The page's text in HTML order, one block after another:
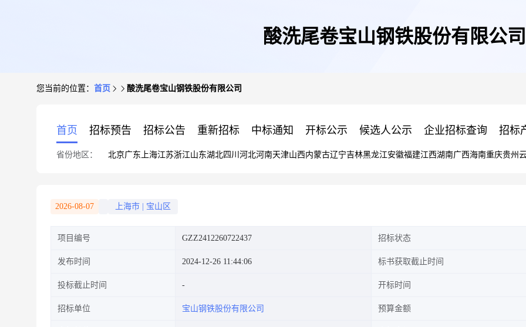
酸洗尾卷宝山钢铁股份有限公司
您当前的位置： 首页 酸洗尾卷宝山钢铁股份有限公司
首页 招标预告 招标公告 重新招标 中标通知 开标公示 候选人公示 企业招标查询 招标
省份地区： 北京广东 上海江苏浙江山东湖北四川 河北河南天津山西内蒙古辽宁吉林黑龙江安徽福建江西湖南广西海南重庆贵州
2026-08-07 上海市 宝山区
项目编号 GZZ2412260722437 招标状态
发布时间 2024-12-26 11:44:06 标书获取截止时间
投标截止时间 开标时间
招标单位 宝山钢铁股份有限公司 预算金额